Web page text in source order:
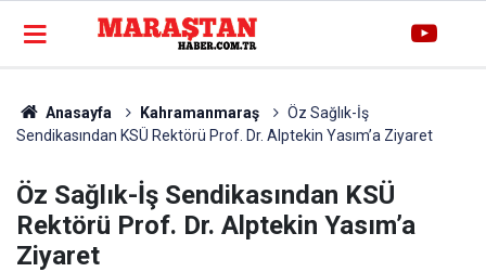
Anasayfa Kahramanmaraş
Öz Sağlık-İş
Sendikasından KSÜ Rektörü Prof. Dr. Alptekin Yasım’a Ziyaret
Öz Sağlık-İş Sendikasından KSÜ
Rektörü Prof. Dr. Alptekin Yasım’a
Ziyaret